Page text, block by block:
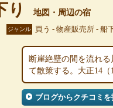
り 地図・周辺の宿
ジャンル 買う - 物産販売所 - 船
断崖絶壁の間を流れ
て散策する。大正14（
ブログからクチコミを